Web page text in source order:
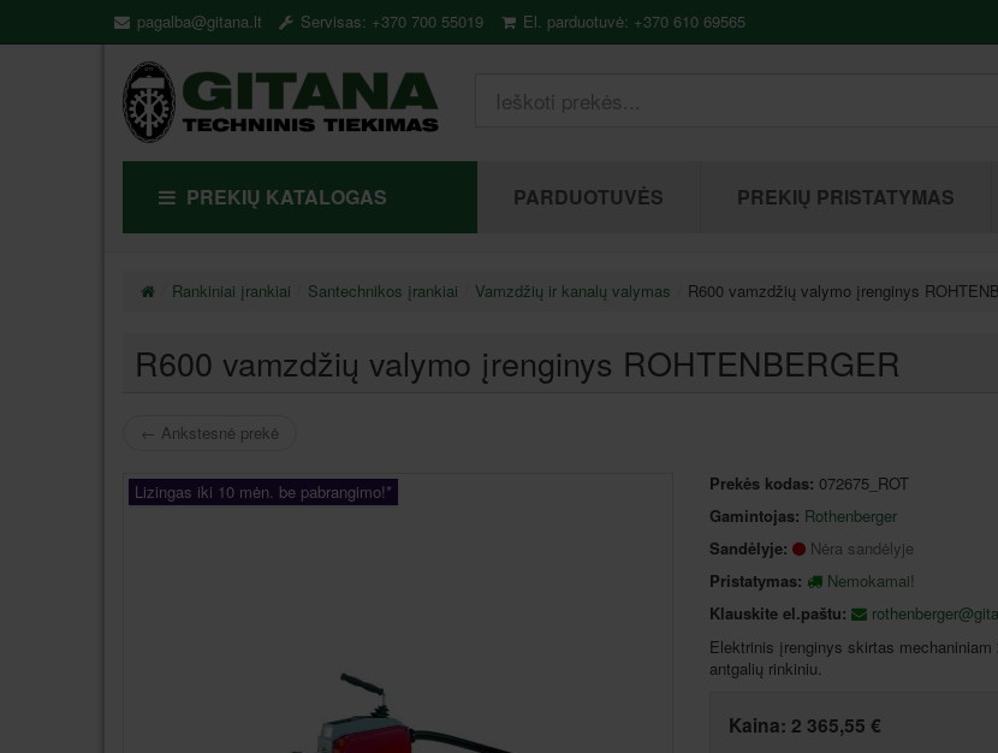
pagalba@gitana.lt Servisas: +370 700 55019 El. parduotuvė: +370 610 69565
PREKIŲ KATALOGAS PARDUOTUVĖS PREKIŲ PRISTATYMAS
Rankiniai įrankiai Santechnikos įrankiai Vamzdžių ir kanalų valymas R600 vamzdžių valymo įrenginys
R600 vamzdžių valymo įrenginys ROHTENBERGER
← Ankstesnė prekė
Lizingas iki 10 mėn. be pabrangimo!* Prekės kodas: 072675_ROT
Gamintojas: Rothenberger
Sandėlyje:
Nėra sandėlyje
Pristatymas:
Nemokamai!
Klauskite el.paštu:
Elektrinis įrenginys skirtas
antgalių rinkiniu.
Kaina: 2 365,55 €